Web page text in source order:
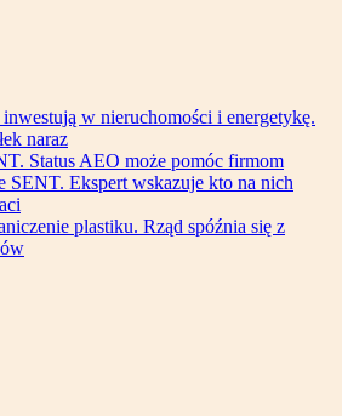
w nieruchomości i energetykę.
naraz
Status AEO może pomóc firmom
SENT. Ekspert wskazuje kto na nich
plastiku. Rząd spóźnia się z